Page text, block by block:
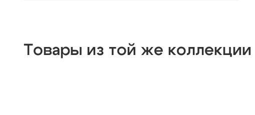
Товары из той же коллекции